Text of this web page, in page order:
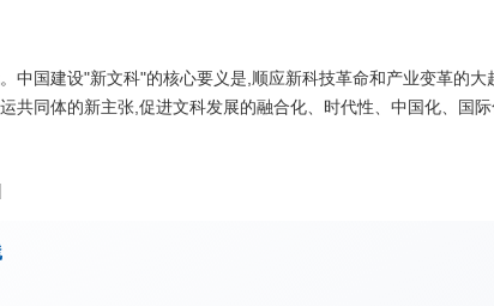
中国建设"新文科"的核心要义是,顺应新科技革命和产业变革的
共同体的新主张,促进文科发展的融合化、时代性、中国化、国